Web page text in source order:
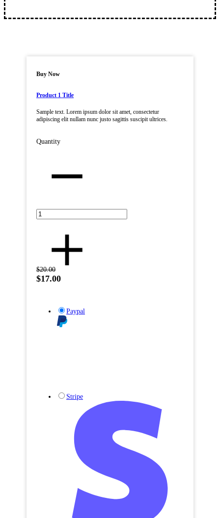
Buy Now
Product 1 Title
Sample text. Lorem ipsum dolor sit amet, consectetur
adipiscing elit nullam nunc justo sagittis suscipit ultrices.
Quantity
$20.00
$17.00
Paypal
Stripe